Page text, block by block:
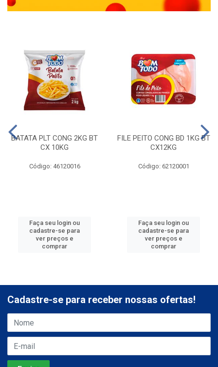
BATATA PLT CONG 2KG BT
CX 10KG
Código: 46120016
Faça seu login ou
cadastre-se para
ver preços e
comprar
FILE PEITO CONG BD 1KG BT
CX12KG
Código: 62120001
Faça seu login ou
cadastre-se para
ver preços e
comprar
Cadastre-se para receber nossas ofertas!